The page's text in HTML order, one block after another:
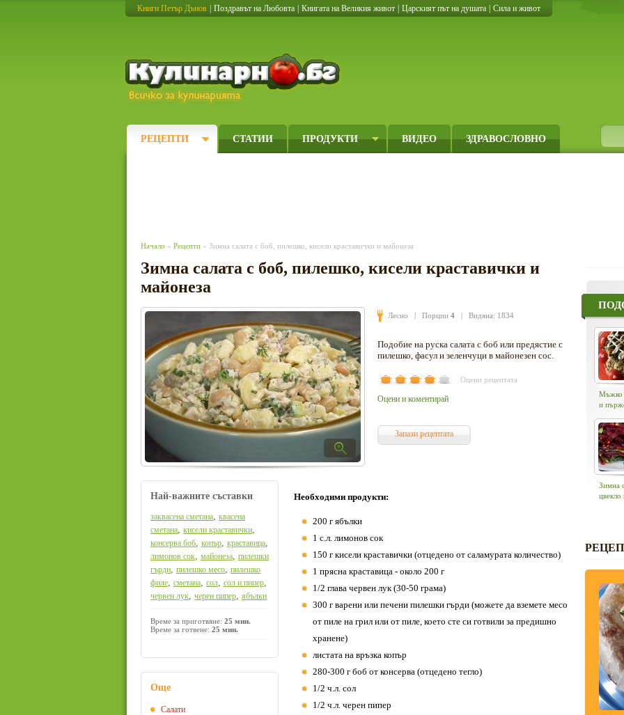
Книги Петър Дънов Поздравът на Любовта Книгата на Великия живот Царският път на душата Сила и живот
РЕЦЕПТИ СТАТИИ ПРОДУКТИ ВИДЕО ЗДРАВОСЛОВНО
Начало » Рецепти » Зимна салата с боб, пилешко, кисели краставички и майонеза
Зимна салата с боб, пилешко, кисели краставички и
майонеза
Лесно | Порции 4 | Видяна: 1834
Подобие на руска салата с боб или предястие с
пилешко, фасул и зеленчуци в майонезен сос.
Оцени рецептата
Оцени и коментирай
Запази рецептата
Необходими продукти:
200 г ябълки
1 с.л. лимонов сок
150 г кисели краставички (отцедено от саламурата количество)
1 прясна краставица - около 200 г
1/2 глава червен лук (30-50 грама)
300 г варени или печени пилешки гърди (можете да вземете месо
от пиле на грил или от пиле, което сте си готвили за предишно
хранене)
листата на връзка копър
280-300 г боб от консерва (отцедено тегло)
1/2 ч.л. сол
1/2 ч.л. черен пипер
Най-важните съставки
заквасена сметана, квасена
сметана, кисели краставички,
консерва боб, копър, краставица,
лимонов сок, майонеза, пилешки
гърди, пилешко месо, пилешко
филе, сметана, сол, сол и пипер,
червен лук, черен пипер, ябълки
Време за приготвяне: 25 мин.
Време за готвене: 25 мин.
Още
Салати
Мъжко
и
Зимна
цвекло